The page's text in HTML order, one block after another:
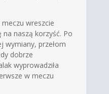
wreszcie
na naszą korzyść. Po
wymiany, przełom
dobrze
wyprowadziła
w meczu